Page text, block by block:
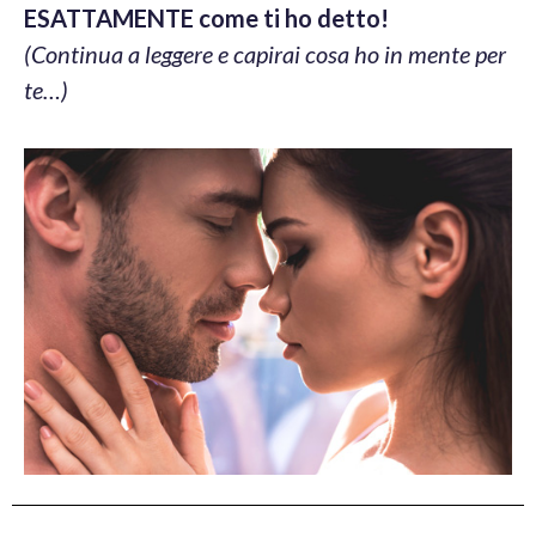
ESATTAMENTE come ti ho detto!
(Continua a leggere e capirai cosa ho in mente per
te…)